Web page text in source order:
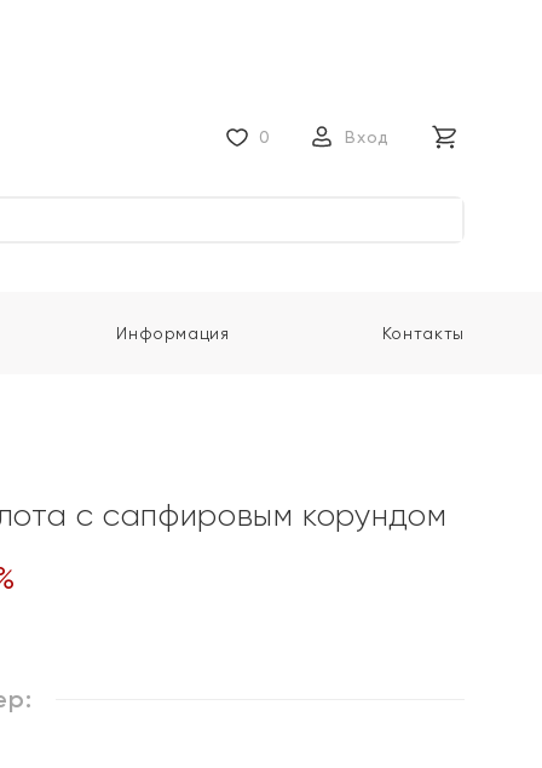
0 Вход
Информация Контакты
с сапфировым корундом